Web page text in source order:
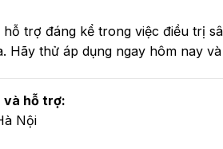
trợ đáng kể trong việc điều trị
Hãy thử áp dụng ngay hôm nay
và hỗ trợ:
Nội